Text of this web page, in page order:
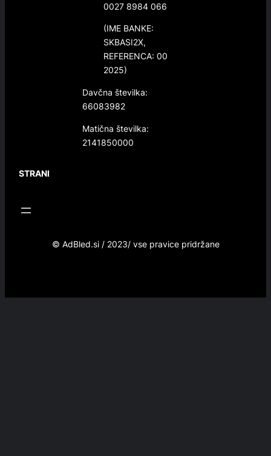
0027 8984 066
(IME BANKE:
SKBASI2X,
REFERENCA: 00
2025)
Davčna številka:
66083982
Matična številka:
2141850000
STRANI
© AdBled.si / 2023/ vse pravice pridržane